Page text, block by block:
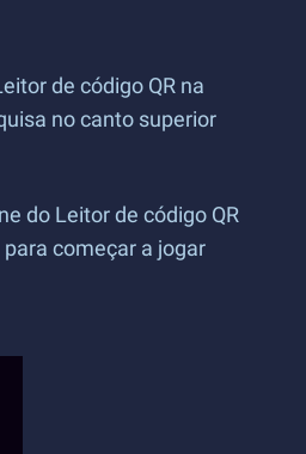
de código QR na
no canto superior
do Leitor de código QR
começar a jogar